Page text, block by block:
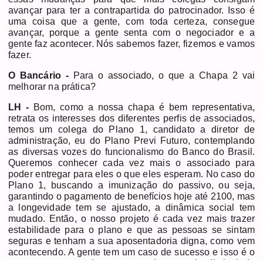
avançar para ter a contrapartida do patrocinador. Isso é
uma coisa que a gente, com toda certeza, consegue
avançar, porque a gente senta com o negociador e a
gente faz acontecer. Nós sabemos fazer, fizemos e vamos
fazer.
O Bancário -Para o associado, o que a Chapa 2 vai
melhorar na prática?
LH - Bom, como a nossa chapa é bem representativa,
retrata os interesses dos diferentes perfis de associados,
temos um colega do Plano 1, candidato a diretor de
administração, eu do Plano Previ Futuro, contemplando
as diversas vozes do funcionalismo do Banco do Brasil.
Queremos conhecer cada vez mais o associado para
poder entregar para eles o que eles esperam. No caso do
Plano 1, buscando a imunização do passivo, ou seja,
garantindo o pagamento de benefícios hoje até 2100, mas
a longevidade tem se ajustado, a dinâmica social tem
mudado. Então, o nosso projeto é cada vez mais trazer
estabilidade para o plano e que as pessoas se sintam
seguras e tenham a sua aposentadoria digna, como vem
acontecendo. A gente tem um caso de sucesso e isso é o